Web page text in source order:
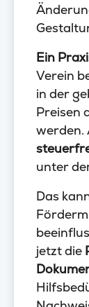
Ein
Verein
in der
Preisen
werden.
unter
Das
jetzt die